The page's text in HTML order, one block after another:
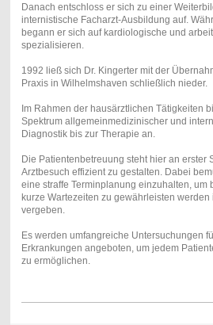
Danach entschloss er sich zu einer
internistische Facharzt-Ausbildung auf.
begann er sich auf kardiologische und
spezialisieren.
1992 ließ sich Dr. Kingerter mit der
Praxis in Wilhelmshaven schließlich nieder.
Im Rahmen der hausärztlichen Tätigkeiten
Spektrum allgemeinmedizinischer und
Diagnostik bis zur Therapie an.
Die Patientenbetreuung steht hier an erster
Arztbesuch effizient zu gestalten. Dabei
eine straffe Terminplanung einzuhalten, um
kurze Wartezeiten zu gewährleisten
vergeben.
Es werden umfangreiche Untersuchungen
Erkrankungen angeboten, um jedem
zu ermöglichen.